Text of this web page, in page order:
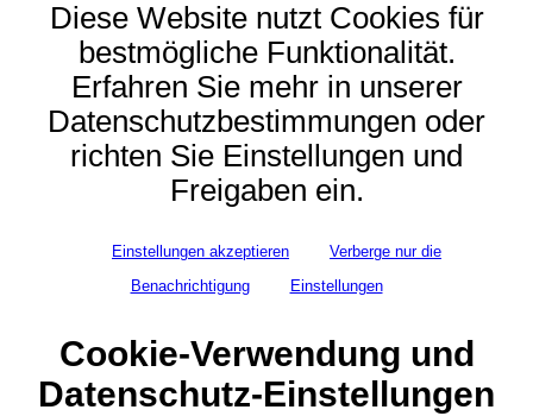
Diese Website nutzt Cookies für
bestmögliche Funktionalität.
Erfahren Sie mehr in unserer
Datenschutzbestimmungen oder
richten Sie Einstellungen und
Freigaben ein.
Einstellungen akzeptieren
Verberge nur die
Benachrichtigung
Einstellungen
Cookie-Verwendung und
Datenschutz-Einstellungen